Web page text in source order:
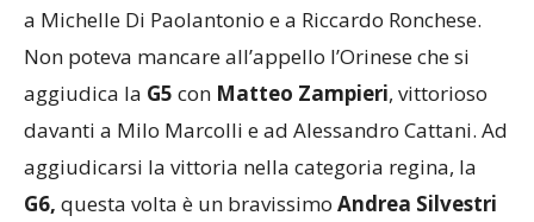
a Michelle Di Paolantonio e a Riccardo Ronchese.
Non poteva mancare all’appello l’Orinese che si
aggiudica la G5 con Matteo Zampieri, vittorioso
davanti a Milo Marcolli e ad Alessandro Cattani. Ad
aggiudicarsi la vittoria nella categoria regina, la
G6, questa volta è un bravissimo Andrea Silvestri